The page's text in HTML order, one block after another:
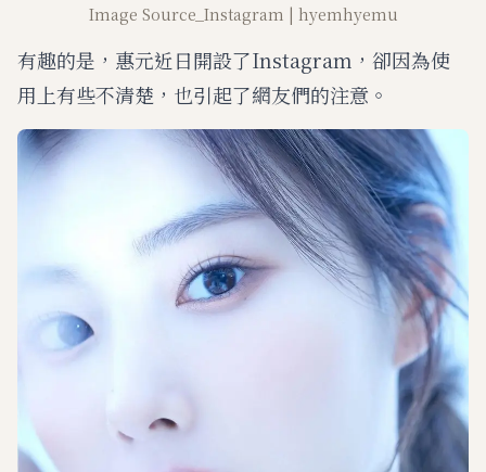
Image Source_Instagram | hyemhyemu
有趣的是，惠元近日開設了Instagram，卻因為使
用上有些不清楚，也引起了網友們的注意。